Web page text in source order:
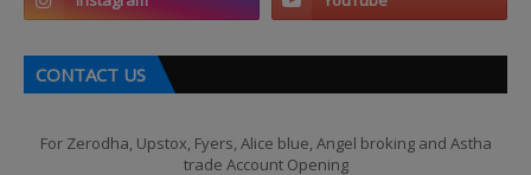
CONTACT US
For Zerodha, Upstox, Fyers, Alice blue, Angel broking and Astha
trade Account Opening